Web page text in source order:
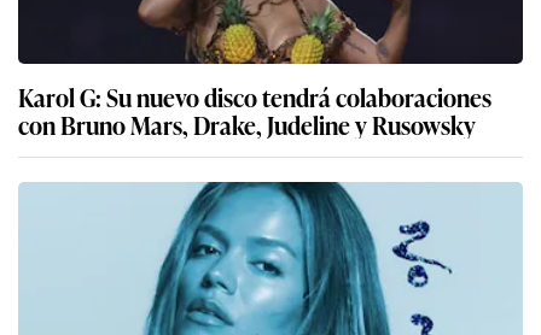
Karol G: Su nuevo disco tendrá colaboraciones
con Bruno Mars, Drake, Judeline y Rusowsky